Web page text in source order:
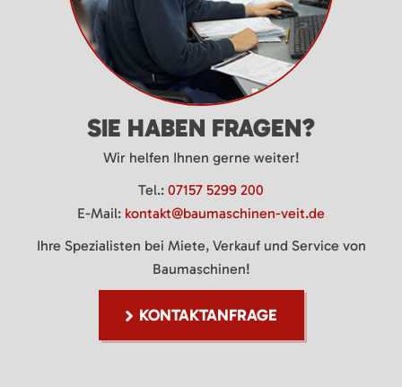
SIE HABEN FRAGEN?
Wir helfen Ihnen gerne weiter!
Tel.: 07157 5299 200
E-Mail: kontakt@baumaschinen-veit.de
Ihre Spezialisten bei Miete, Verkauf und Service von
Baumaschinen!
KONTAKTANFRAGE